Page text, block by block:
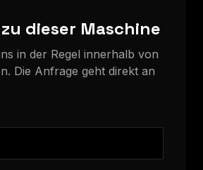
dieser Maschine
in der Regel innerhalb von
Die Anfrage geht direkt an